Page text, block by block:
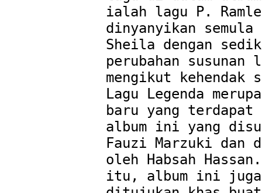
ialah lagu P.
dinyanyikan semula
Sheila dengan
perubahan susunan
mengikut kehendak
Lagu Legenda
baru yang terdapat
album ini yang
Fauzi Marzuki
oleh Habsah
itu, album ini juga